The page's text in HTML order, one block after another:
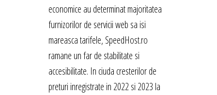
economice au determinat majoritatea
furnizorilor de servicii web sa isi
mareasca tarifele, SpeedHost.ro
ramane un far de stabilitate si
accesibilitate. In ciuda cresterilor de
preturi inregistrate in 2022 si 2023 la